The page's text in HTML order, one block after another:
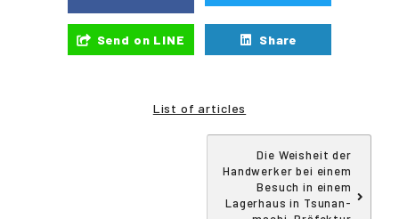
Send on LINE Share
List of articles
Die Weisheit der
Handwerker bei einem
Besuch in einem
Lagerhaus in Tsunan-